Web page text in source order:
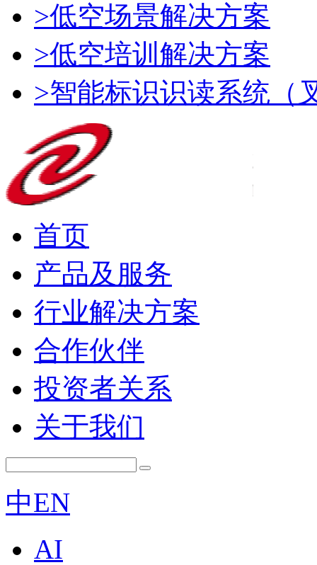
>低空场景解决方案
>低空培训解决方案
>智能标识识读系统（
首页
产品及服务
行业解决方案
合作伙伴
投资者关系
关于我们
中EN
AI